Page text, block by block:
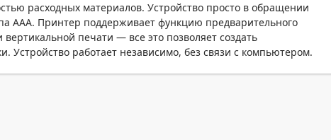
расходных материалов. Устройство просто в обращении
AAA. Принтер поддерживает функцию предварительного
печати — все это позволяет создать
работает независимо, без связи с компьютером.